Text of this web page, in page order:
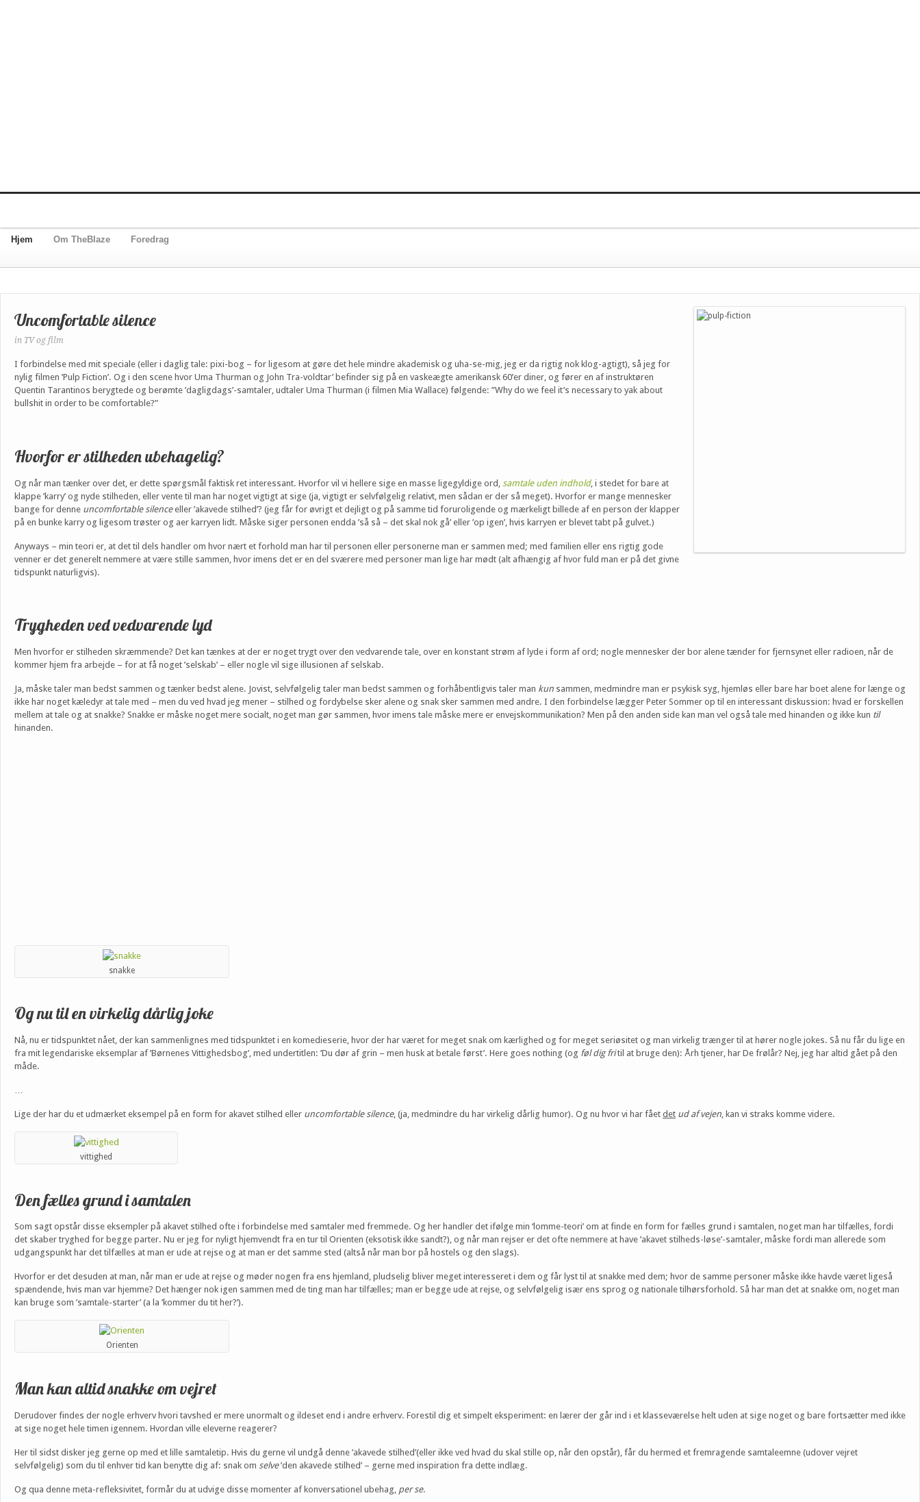
Hjem Om TheBlaze Foredrag
Uncomfortable silence
in TV og film
I forbindelse med mit speciale (eller i daglig tale: pixi-bog – for ligesom at gøre det hele mindre akademisk og uha-se-mig, jeg er da rigtig nok klog-agtigt), så jeg for
nylig filmen ’Pulp Fiction’. Og i den scene hvor Uma Thurman og John Tra-voldtar’ befinder sig på en vaskeægte amerikansk 60’er diner, og fører en af instruktøren
Quentin Tarantinos berygtede og berømte ’dagligdags’-samtaler, udtaler Uma Thurman (i filmen Mia Wallace) følgende: ”Why do we feel it’s necessary to yak about
bullshit in order to be comfortable?”
Hvorfor er stilheden ubehagelig?
Og når man tænker over det, er dette spørgsmål faktisk ret interessant. Hvorfor vil vi hellere sige en masse ligegyldige ord, samtale uden indhold, i stedet for bare at
klappe ’karry’ og nyde stilheden, eller vente til man har noget vigtigt at sige (ja, vigtigt er selvfølgelig relativt, men sådan er der så meget). Hvorfor er mange mennesker
bange for denne uncomfortable silenceeller ’akavede stilhed’? (jeg får for øvrigt et dejligt og på samme tid foruroligende og mærkeligt billede af en person der klapper
på en bunke karry og ligesom trøster og aer karryen lidt. Måske siger personen endda ’så så – det skal nok gå’ eller ’op igen’, hvis karryen er blevet tabt på gulvet.)
Anyways – min teori er, at det til dels handler om hvor nært et forhold man har til personen eller personerne man er sammen med; med familien eller ens rigtig gode
venner er det generelt nemmere at være stille sammen, hvor imens det er en del sværere med personer man lige har mødt (alt afhængig af hvor fuld man er på det givne
tidspunkt naturligvis).
Trygheden ved vedvarende lyd
Men hvorfor er stilheden skræmmende? Det kan tænkes at der er noget trygt over den vedvarende tale, over en konstant strøm af lyde i form af ord; nogle mennesker der bor alene tænder for fjernsynet eller radioen, når de
kommer hjem fra arbejde – for at få noget ’selskab’ – eller nogle vil sige illusionen af selskab.
Ja, måske taler man bedst sammen og tænker bedst alene. Jovist, selvfølgelig taler man bedst sammen og forhåbentligvis taler man kun sammen, medmindre man er psykisk syg, hjemløs eller bare har boet alene for længe og
ikke har noget kæledyr at tale med – men du ved hvad jeg mener – stilhed og fordybelse sker alene og snak sker sammen med andre. I den forbindelse lægger Peter Sommer op til en interessant diskussion: hvad er forskellen
mellem at tale og at snakke? Snakke er måske noget mere socialt, noget man gør sammen, hvor imens tale måske mere er envejskommunikation? Men på den anden side kan man vel også tale med hinanden og ikke kun til
hinanden.
snakke
Og nu til en virkelig dårlig joke
Nå, nu er tidspunktet nået, der kan sammenlignes med tidspunktet i en komedieserie, hvor der har været for meget snak om kærlighed og for meget seriøsitet og man virkelig trænger til at hører nogle jokes. Så nu får du lige en
fra mit legendariske eksemplar af ’Børnenes Vittighedsbog’, med undertitlen: ’Du dør af grin – men husk at betale først’. Here goes nothing (og føl dig fritil at bruge den): Årh tjener, har De frølår? Nej, jeg har altid gået på den
måde.
…
Lige der har du et udmærket eksempel på en form for akavet stilhed eller uncomfortable silence, (ja, medmindre du har virkelig dårlig humor). Og nu hvor vi har fået det ud af vejen , kan vi straks komme videre.
vittighed
Den fælles grund i samtalen
Som sagt opstår disse eksempler på akavet stilhed ofte i forbindelse med samtaler med fremmede. Og her handler det ifølge min ‘lomme-teori’ om at finde en form for fælles grund i samtalen, noget man har tilfælles, fordi
det skaber tryghed for begge parter. Nu er jeg for nyligt hjemvendt fra en tur til Orienten (eksotisk ikke sandt?), og når man rejser er det ofte nemmere at have ’akavet stilheds-løse’-samtaler, måske fordi man allerede som
udgangspunkt har det tilfælles at man er ude at rejse og at man er det samme sted (altså når man bor på hostels og den slags).
Hvorfor er det desuden at man, når man er ude at rejse og møder nogen fra ens hjemland, pludselig bliver meget interesseret i dem og får lyst til at snakke med dem; hvor de samme personer måske ikke havde været ligeså
spændende, hvis man var hjemme? Det hænger nok igen sammen med de ting man har tilfælles; man er begge ude at rejse, og selvfølgelig især ens sprog og nationale tilhørsforhold. Så har man det at snakke om, noget man
kan bruge som ’samtale-starter’ (a la ’kommer du tit her?’).
Orienten
Man kan altid snakke om vejret
Derudover findes der nogle erhverv hvori tavshed er mere unormalt og ildeset end i andre erhverv. Forestil dig et simpelt eksperiment: en lærer der går ind i et klasseværelse helt uden at sige noget og bare fortsætter med ikke
at sige noget hele timen igennem. Hvordan ville eleverne reagerer?
Her til sidst disker jeg gerne op med et lille samtaletip. Hvis du gerne vil undgå denne ’akavede stilhed’(eller ikke ved hvad du skal stille op, når den opstår), får du hermed et fremragende samtaleemne (udover vejret
selvfølgelig) som du til enhver tid kan benytte dig af: snak om selve’den akavede stilhed’ – gerne med inspiration fra dette indlæg.
Og qua denne meta-refleksivitet, formår du at udvige disse momenter af konversationel ubehag, per se.